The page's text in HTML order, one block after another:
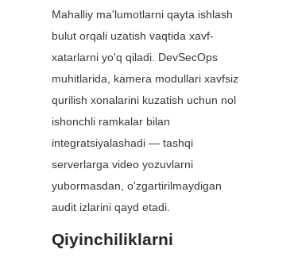
Mahalliy ma'lumotlarni qayta ishlash
bulut orqali uzatish vaqtida xavf-
xatarlarni yo'q qiladi. DevSecOps
muhitlarida, kamera modullari xavfsiz
qurilish xonalarini kuzatish uchun nol
ishonchli ramkalar bilan
integratsiyalashadi — tashqi
serverlarga video yozuvlarni
yubormasdan, o'zgartirilmaydigan
audit izlarini qayd etadi.
Qiyinchiliklarni